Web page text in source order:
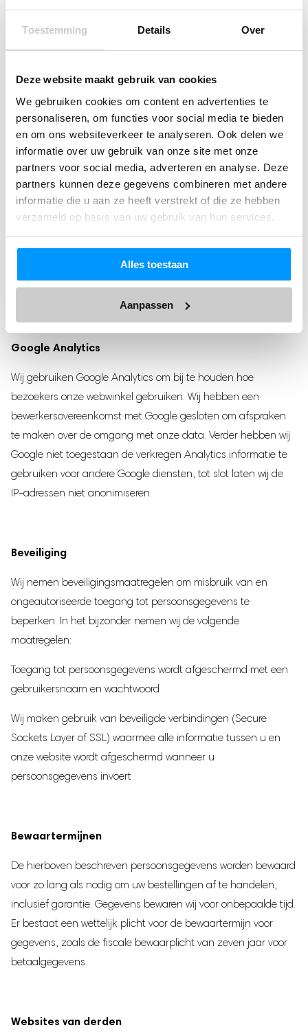
Toestemming Details Over
Deze website maakt gebruik van cookies
We gebruiken cookies om content en advertenties te
personaliseren, om functies voor social media te bieden
en om ons websiteverkeer te analyseren. Ook delen we
informatie over uw gebruik van onze site met onze
partners voor social media, adverteren en analyse. Deze
partners kunnen deze gegevens combineren met andere
informatie die u aan ze heeft verstrekt of die ze hebben
verzameld op basis van uw gebruik van hun services.
Alles toestaan
Aanpassen
een mededeling getoond waarin wij u uitleggen waarom wij
vatten wij op als toestemming voor dit gebruik van cookies.
Het staat u vrij om cookies uit te schakelen middels uw
browser. Houd er wel rekening mee dat het mogelijk is dat
onze website dan niet meer optimaal werkt.
Met derden die cookies plaatsen hebben wij afspraken
gemaakt over het gebruik van de cookies en applicaties. Toch
hebben wij geen volledige controle op wat de aanbieders van
uitlezen. Voor meer informatie over deze applicaties en hoe zij
met cookies omgaan, zie graag de privacyverklaringen van
deze partijen (let op: deze kunnen regelmatig wijzigen).
Google Analytics
Wij gebruiken Google Analytics om bij te houden hoe
bezoekers onze webwinkel gebruiken. Wij hebben een
bewerkersovereenkomst met Google gesloten om afspraken
te maken over de omgang met onze data. Verder hebben wij
Google niet toegestaan de verkregen Analytics informatie te
gebruiken voor andere Google diensten, tot slot laten wij de
IP-adressen niet anonimiseren.
Beveiliging
Wij nemen beveiligingsmaatregelen om misbruik van en
ongeautoriseerde toegang tot persoonsgegevens te
beperken. In het bijzonder nemen wij de volgende
maatregelen:
Toegang tot persoonsgegevens wordt afgeschermd met een
gebruikersnaam en wachtwoord
Wij maken gebruik van beveiligde verbindingen (Secure
Sockets Layer of SSL) waarmee alle informatie tussen u en
onze website wordt afgeschermd wanneer u
persoonsgegevens invoert
Bewaartermijnen
De hierboven beschreven persoonsgegevens worden bewaard
voor zo lang als nodig om uw bestellingen af te handelen,
inclusief garantie. Gegevens bewaren wij voor onbepaalde tijd.
Er bestaat een wettelijk plicht voor de bewaartermijn voor
gegevens, zoals de fiscale bewaarplicht van zeven jaar voor
betaalgegevens.
Websites van derden